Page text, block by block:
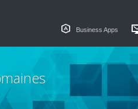
Business Apps